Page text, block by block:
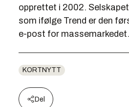
opprettet i 2002.
som ifølge Trend er den
e-post for massemarkedet.
KORTNYTT
Del